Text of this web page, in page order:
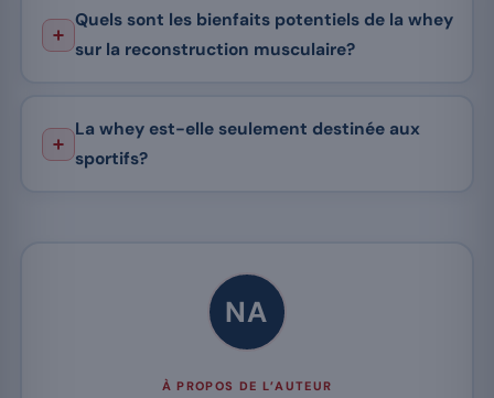
Quels sont les bienfaits potentiels de la whey
sur la reconstruction musculaire?
La whey est-elle seulement destinée aux
sportifs?
NA
À PROPOS DE L’AUTEUR